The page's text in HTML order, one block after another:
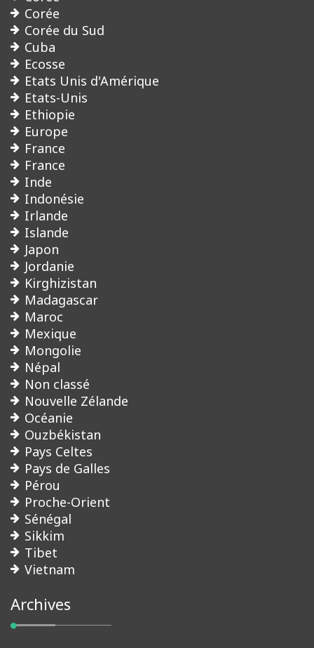
Corée
Corée du Sud
Cuba
Ecosse
Etats Unis d'Amérique
Etats-Unis
Ethiopie
Europe
France
France
Inde
Indonésie
Irlande
Islande
Japon
Jordanie
Kirghizistan
Madagascar
Maroc
Mexique
Mongolie
Népal
Non classé
Nouvelle Zélande
Océanie
Ouzbékistan
Pays Celtes
Pays de Galles
Pérou
Proche-Orient
Sénégal
Sikkim
Tibet
Vietnam
Archives